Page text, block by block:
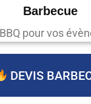
Barbecue
pour vos
DEVIS